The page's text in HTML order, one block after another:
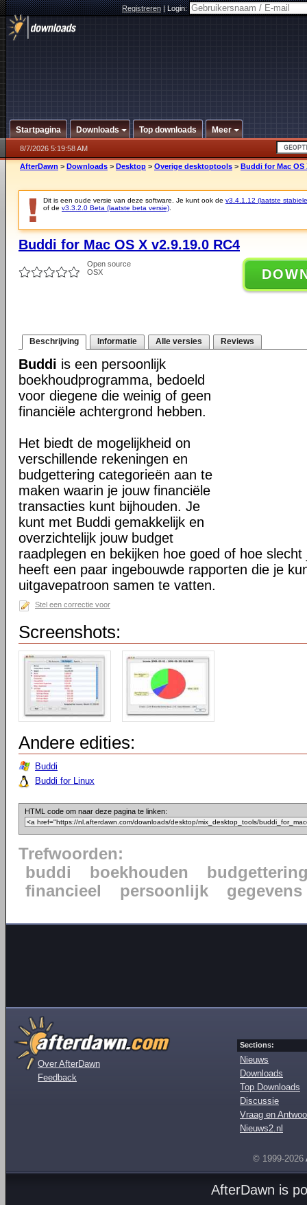
Registreren|Login:
Startpagina Downloads Top downloads Meer
8/7/2026 5:19:58 AM
AfterDawn > Downloads > Desktop > Overige desktoptools > Buddi for Mac OS
Dit is een oude versie van deze software. Je kunt ook de v3.4.1.12 (laatste
of de v3.3.2.0 Beta (laatste beta versie)
Buddi for Mac OS X v2.9.19.0 RC4
Open source
OSX
Beschrijving Informatie Alle versies Reviews
Buddi is een persoonlijk
boekhoudprogramma, bedoeld
voor diegene die weinig of geen
financiële achtergrond hebben.
Het biedt de mogelijkheid on
verschillende rekeningen en
budgettering categorieën aan te
maken waarin je jouw financiële
transacties kunt bijhouden. Je
kunt met Buddi gemakkelijk en
overzichtelijk jouw budget
raadplegen en bekijken hoe goed of hoe
heeft een paar ingebouwde rapporten die je
uitgavepatroon samen te vatten.
Stel een correctie voor
Screenshots:
Andere edities:
Buddi
Buddi for Linux
HTML code om naar deze pagina te linken:
Trefwoorden:
buddi
boekhouden
financieel
persoonlijk gegevens
Over AfterDawn
Feedback
Sections:
Nieuws
Downloads
Top Downloads
Discussie
Vraag en
Nieuws2.nl
© 1999-2026
AfterDawn is